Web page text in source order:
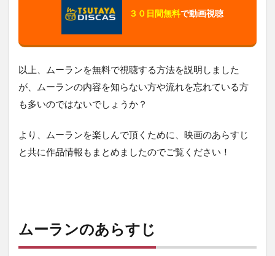
３０日間無料で動画視聴
以上、ムーランを無料で視聴する方法を説明しました
が、ムーランの内容を知らない方や流れを忘れている方
も多いのではないでしょうか？
より、ムーランを楽しんで頂くために、映画のあらすじ
と共に作品情報もまとめましたのでご覧ください！
ムーランのあらすじ